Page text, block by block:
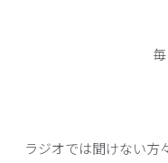
ラジオでは聞けない方